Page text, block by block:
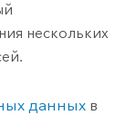
нескольких
данныхв